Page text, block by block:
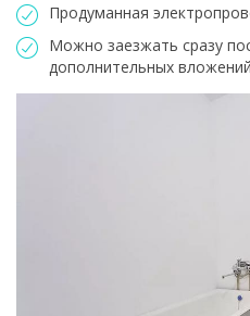
Продуманная
Можно заезжать сразу
дополнительных